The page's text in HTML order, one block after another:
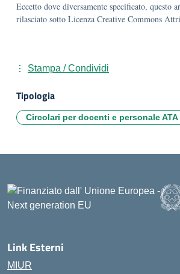
Eccetto dove diversamente specificato, questo
rilasciato sotto Licenza Creative Commons
Stampa / Condividi
Tipologia
Circolari per docenti e personale ATA
Link Esterni
MIUR